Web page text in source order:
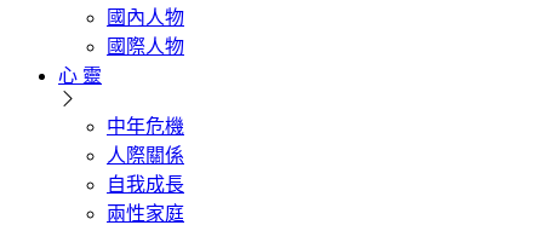
國內人物
國際人物
心 靈
中年危機
人際關係
自我成長
兩性家庭